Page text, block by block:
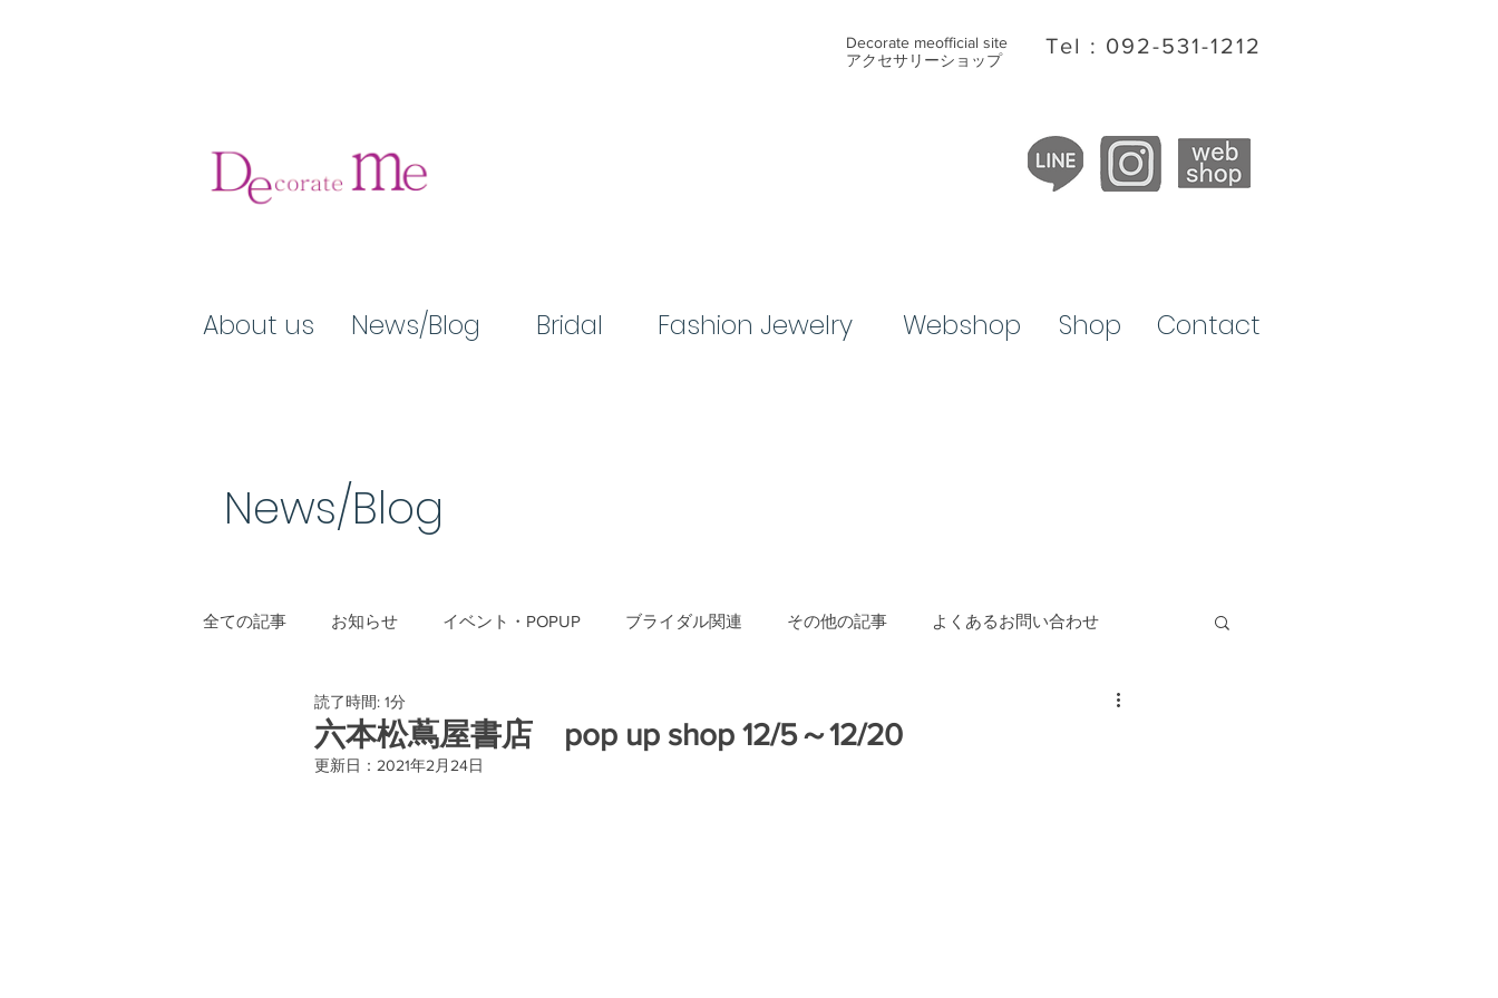
​Decorate meofficial site
アクセサリーショップ
Tel : 092-531-1212
About us News/Blog​ Bridal​ ​Fashion Jewelry Webshop ​Shop Contact
News/Blog​
全ての記事 お知らせ イベント・POPUP ブライダル関連 その他の記事 よくあるお問い合わせ
手作り結婚指輪
六本松蔦屋書店 pop up shop 12/5～12/20
読了時間: 1分
更新日： 2021年2月24日